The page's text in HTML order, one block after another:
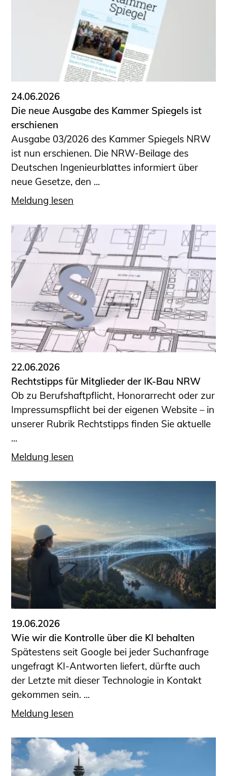
24.06.2026
Die neue Ausgabe des Kammer Spiegels ist
erschienen
Ausgabe 03/2026 des Kammer Spiegels NRW
ist nun erschienen. Die NRW-Beilage des
Deutschen Ingenieurblattes informiert über
neue Gesetze, den ...
Meldung lesen
22.06.2026
Rechtstipps für Mitglieder der IK-Bau NRW
Ob zu Berufshaftpflicht, Honorarrecht oder zur
Impressumspflicht bei der eigenen Website – in
unserer Rubrik Rechtstipps finden Sie aktuelle
...
Meldung lesen
19.06.2026
Wie wir die Kontrolle über die KI behalten
Spätestens seit Google bei jeder Suchanfrage
ungefragt KI-Antworten liefert, dürfte auch
der Letzte mit dieser Technologie in Kontakt
gekommen sein. ...
Meldung lesen